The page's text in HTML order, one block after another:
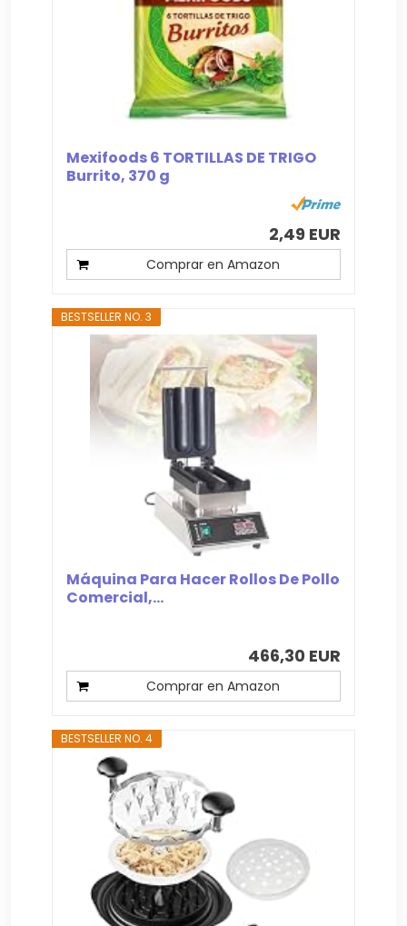
Mexifoods 6 TORTILLAS DE TRIGO
Burrito, 370 g
2,49 EUR
Comprar en Amazon
BESTSELLER NO. 3
Máquina Para Hacer Rollos De Pollo
Comercial,...
466,30 EUR
Comprar en Amazon
BESTSELLER NO. 4